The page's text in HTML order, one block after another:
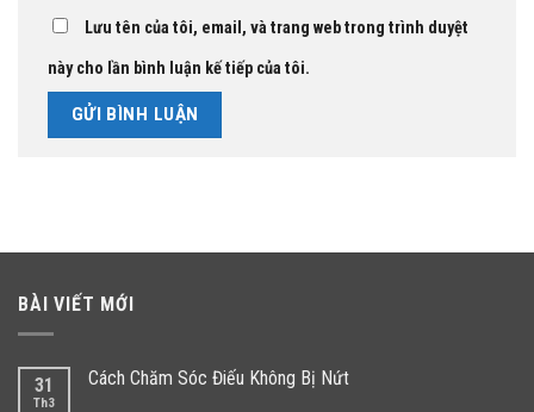
Lưu tên của tôi, email, và trang web trong trình duyệt
này cho lần bình luận kế tiếp của tôi.
BÀI VIẾT MỚI
31
Th3
Cách Chăm Sóc Điếu Không Bị Nứt